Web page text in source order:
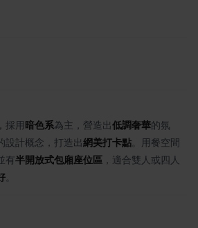
，採用 暗色系為主，營造出低調奢華的氛
設計概念，打造出網美打卡點 。用餐空間
有半開放式包廂座位區 ，適合雙人或四人